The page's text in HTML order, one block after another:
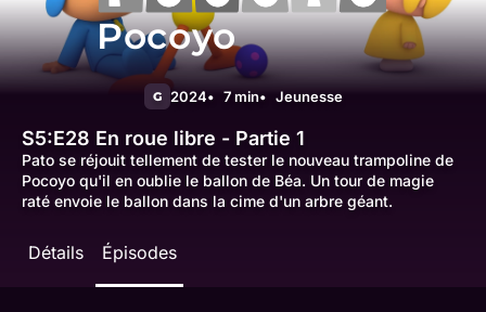
Pocoyo
G 2024 7 min Jeunesse
S5:E28 En roue libre - Partie 1
Pato se réjouit tellement de tester le nouveau trampoline de
Pocoyo qu'il en oublie le ballon de Béa. Un tour de magie
raté envoie le ballon dans la cime d'un arbre géant.
Détails Épisodes